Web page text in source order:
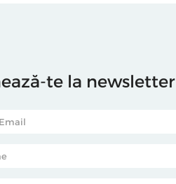
te la newsletter